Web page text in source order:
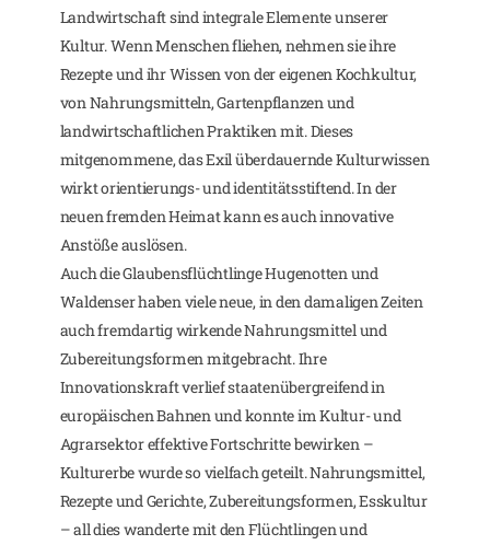
Landwirtschaft sind integrale Elemente unserer
Kultur. Wenn Menschen fliehen, nehmen sie ihre
Rezepte und ihr Wissen von der eigenen Kochkultur,
von Nahrungsmitteln, Gartenpflanzen und
landwirtschaftlichen Praktiken mit. Dieses
mitgenommene, das Exil überdauernde Kulturwissen
wirkt orientierungs- und identitätsstiftend. In der
neuen fremden Heimat kann es auch innovative
Anstöße auslösen.
Auch die Glaubensflüchtlinge Hugenotten und
Waldenser haben viele neue, in den damaligen Zeiten
auch fremdartig wirkende Nahrungsmittel und
Zubereitungsformen mitgebracht. Ihre
Innovationskraft verlief staatenübergreifend in
europäischen Bahnen und konnte im Kultur- und
Agrarsektor effektive Fortschritte bewirken –
Kulturerbe wurde so vielfach geteilt. Nahrungsmittel,
Rezepte und Gerichte, Zubereitungsformen, Esskultur
– all dies wanderte mit den Flüchtlingen und